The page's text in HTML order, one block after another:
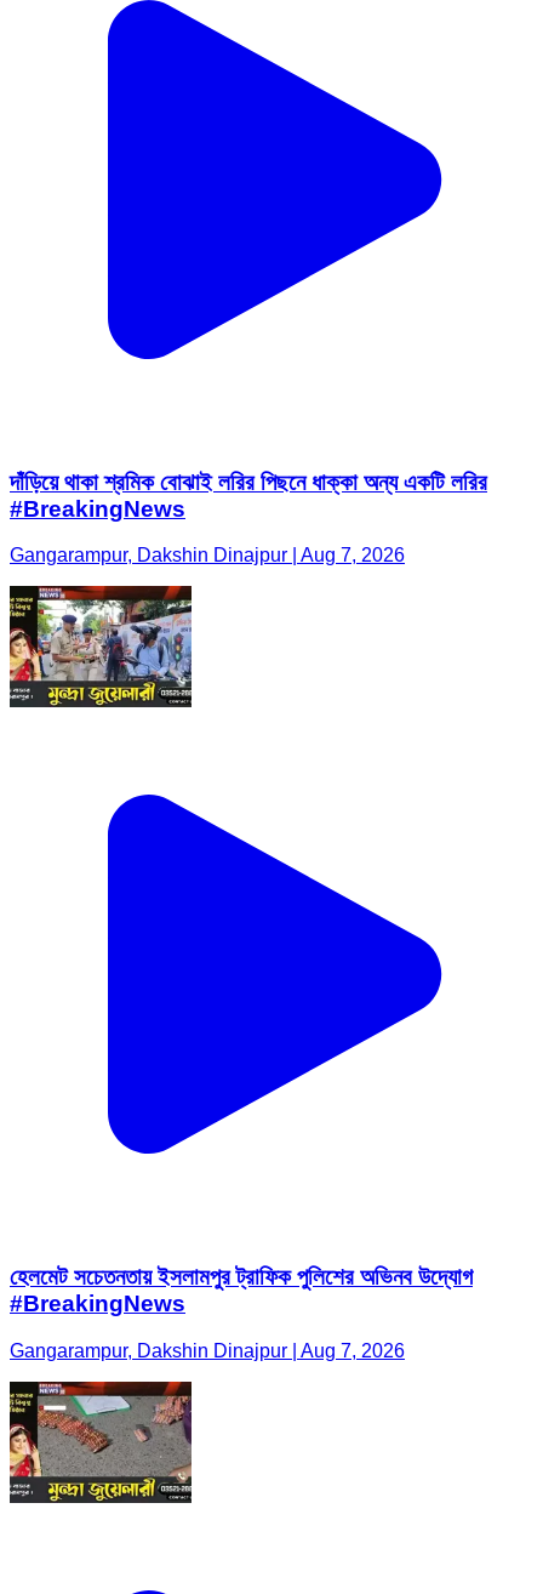
দাঁড়িয়ে থাকা শ্রমিক বোঝাই লরির পিছনে ধাক্কা অন্য একটি লরির
#BreakingNews
Gangarampur, Dakshin Dinajpur | Aug 7, 2026
হেলমেট সচেতনতায় ইসলামপুর ট্রাফিক পুলিশের অভিনব উদ্যোগ
#BreakingNews
Gangarampur, Dakshin Dinajpur | Aug 7, 2026